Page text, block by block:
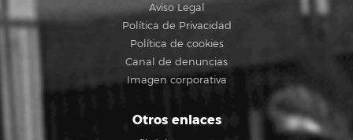
Aviso Legal
Política de Privacidad
Política de cookies
Canal de denuncias
Imagen corporativa
Otros enlaces